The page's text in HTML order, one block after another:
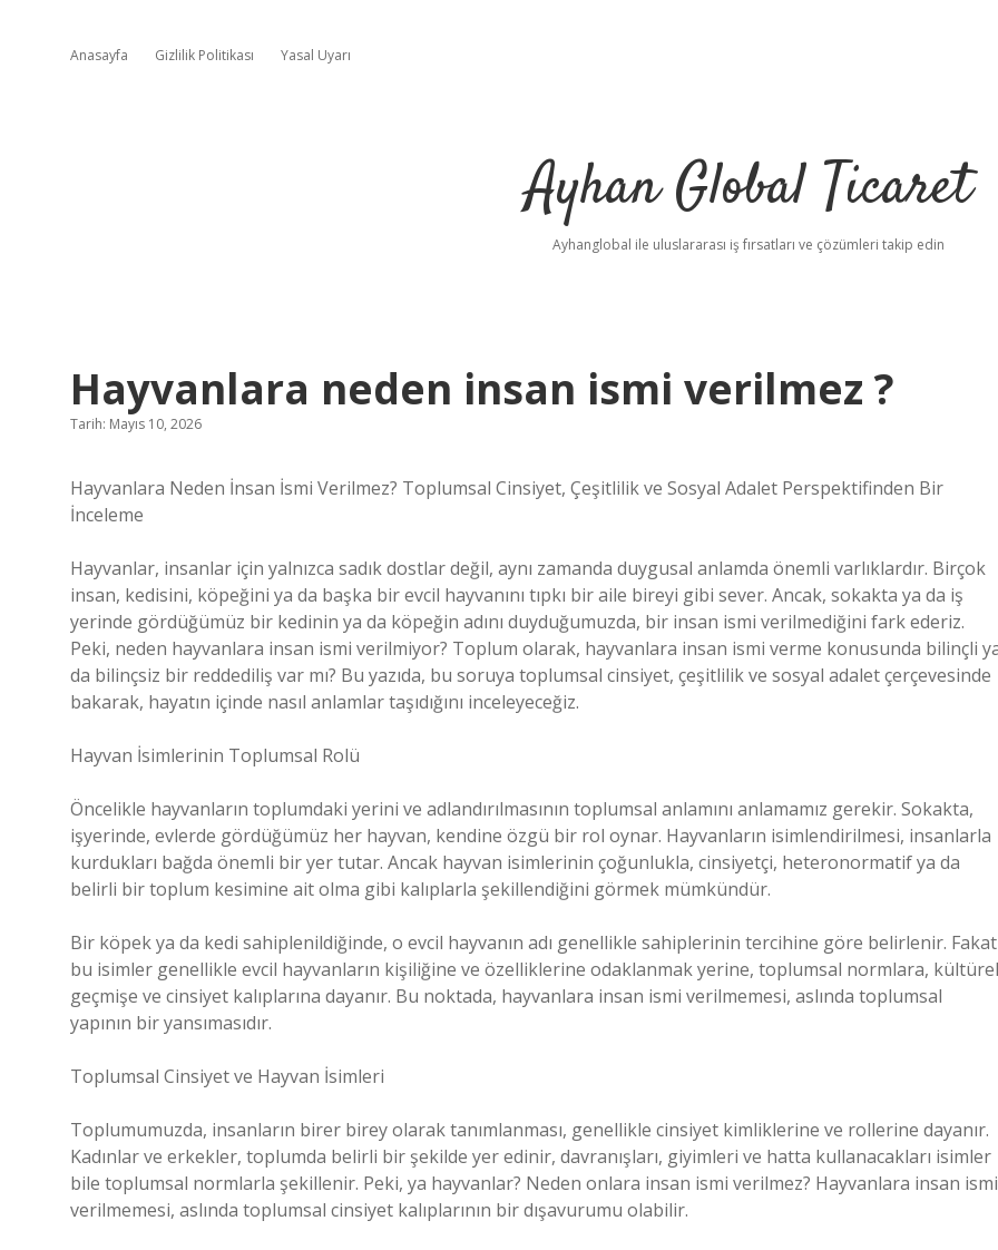
Anasayfa Gizlilik Politikası Yasal Uyarı
Ayhan Global Ticaret
Ayhanglobal ile uluslararası iş fırsatları ve çözümleri takip edin
Hayvanlara neden insan ismi verilmez ?
Tarih: Mayıs 10, 2026
Hayvanlara Neden İnsan İsmi Verilmez? Toplumsal Cinsiyet, Çeşitlilik ve Sosyal Adalet Perspektifinden Bir
İnceleme
Hayvanlar, insanlar için yalnızca sadık dostlar değil, aynı zamanda duygusal anlamda önemli varlıklardır. Birçok
insan, kedisini, köpeğini ya da başka bir evcil hayvanını tıpkı bir aile bireyi gibi sever. Ancak, sokakta ya da iş
yerinde gördüğümüz bir kedinin ya da köpeğin adını duyduğumuzda, bir insan ismi verilmediğini fark ederiz.
Peki, neden hayvanlara insan ismi verilmiyor? Toplum olarak, hayvanlara insan ismi verme konusunda bilinçli
da bilinçsiz bir reddediliş var mı? Bu yazıda, bu soruya toplumsal cinsiyet, çeşitlilik ve sosyal adalet çerçevesinde
bakarak, hayatın içinde nasıl anlamlar taşıdığını inceleyeceğiz.
Hayvan İsimlerinin Toplumsal Rolü
Öncelikle hayvanların toplumdaki yerini ve adlandırılmasının toplumsal anlamını anlamamız gerekir. Sokakta,
işyerinde, evlerde gördüğümüz her hayvan, kendine özgü bir rol oynar. Hayvanların isimlendirilmesi, insanlarla
kurdukları bağda önemli bir yer tutar. Ancak hayvan isimlerinin çoğunlukla, cinsiyetçi, heteronormatif ya da
belirli bir toplum kesimine ait olma gibi kalıplarla şekillendiğini görmek mümkündür.
Bir köpek ya da kedi sahiplenildiğinde, o evcil hayvanın adı genellikle sahiplerinin tercihine göre belirlenir. Fakat
bu isimler genellikle evcil hayvanların kişiliğine ve özelliklerine odaklanmak yerine, toplumsal normlara, kültürel
geçmişe ve cinsiyet kalıplarına dayanır. Bu noktada, hayvanlara insan ismi verilmemesi, aslında toplumsal
yapının bir yansımasıdır.
Toplumsal Cinsiyet ve Hayvan İsimleri
Toplumumuzda, insanların birer birey olarak tanımlanması, genellikle cinsiyet kimliklerine ve rollerine dayanır.
Kadınlar ve erkekler, toplumda belirli bir şekilde yer edinir, davranışları, giyimleri ve hatta kullanacakları isimler
bile toplumsal normlarla şekillenir. Peki, ya hayvanlar? Neden onlara insan ismi verilmez? Hayvanlara insan ismi
verilmemesi, aslında toplumsal cinsiyet kalıplarının bir dışavurumu olabilir.